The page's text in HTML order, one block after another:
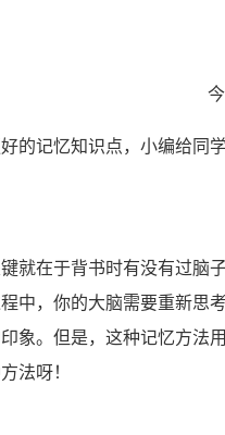
的记忆知识点，小编给同
就在于背书时有没有过脑
中，你的大脑需要重新思
象。但是，这种记忆方法
法呀！